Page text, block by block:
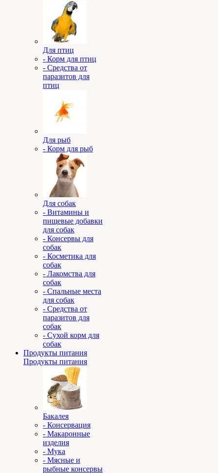
Для птиц
- Корм для птиц
- Средства от
паразитов для
птиц
Для рыб
- Корм для рыб
Для собак
- Витамины и
пищевые добавки
для собак
- Консервы для
собак
- Косметика для
собак
- Лакомства для
собак
- Спальные места
для собак
- Средства от
паразитов для
собак
- Сухой корм для
собак
Продукты питания
Продукты питания
Бакалея
- Консервация
- Макаронные
изделия
- Мука
- Мясные и
рыбные консервы